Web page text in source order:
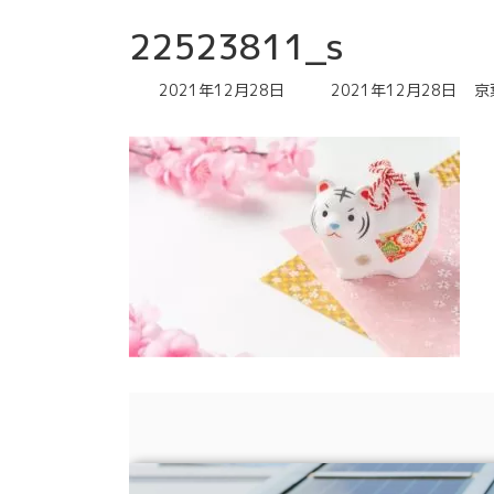
22523811_s
2021年12月28日
最
日
時
:
2021年12月28日 京